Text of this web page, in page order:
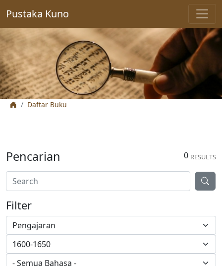
Pustaka Kuno
Daftar Buku
0 RESULTS
Pencarian
Filter